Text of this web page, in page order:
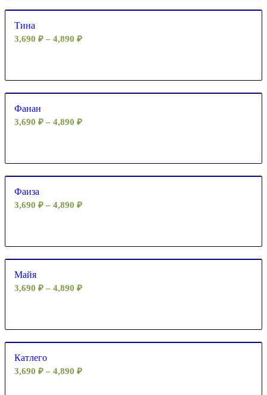
Тина
3,690 ₽ – 4,890 ₽
Фанан
3,690 ₽ – 4,890 ₽
Фаиза
3,690 ₽ – 4,890 ₽
Майя
3,690 ₽ – 4,890 ₽
Катлего
3,690 ₽ – 4,890 ₽